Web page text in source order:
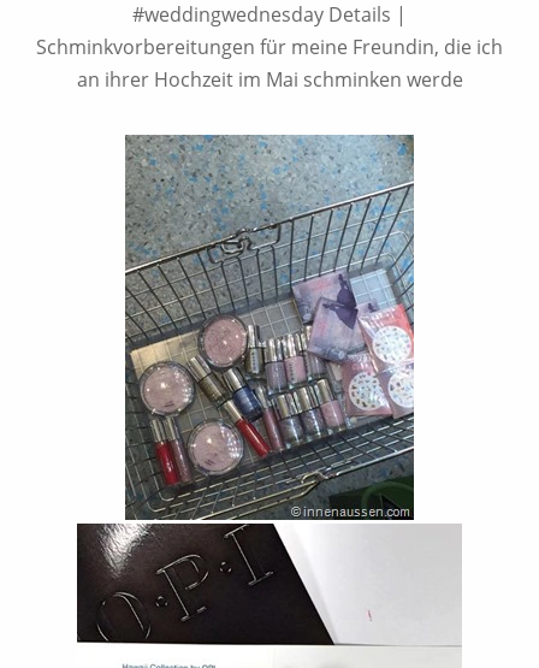
#weddingwednesday Details |
Schminkvorbereitungen für meine Freundin, die ich
an ihrer Hochzeit im Mai schminken werde